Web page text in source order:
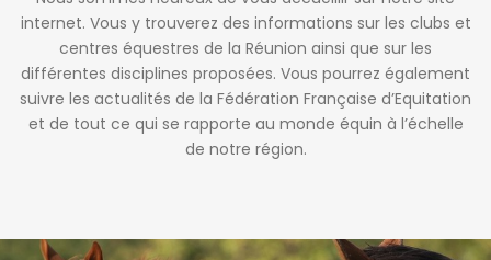
internet. Vous y trouverez des informations sur les clubs et
centres équestres de la Réunion ainsi que sur les
différentes disciplines proposées. Vous pourrez également
suivre les actualités de la Fédération Française d’Equitation
et de tout ce qui se rapporte au monde équin à l’échelle
de notre région.